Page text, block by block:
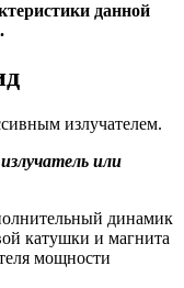
данной
излучателем.
или
динамик
катушки и магнита
мощности